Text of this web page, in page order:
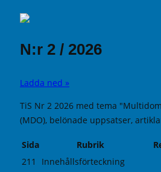
N:r 2 / 2026
Ladda ned »
TiS Nr 2 2026 med tema
(MDO), belönade uppsatser,
Sida Rubrik
211
Innehållsförteckning